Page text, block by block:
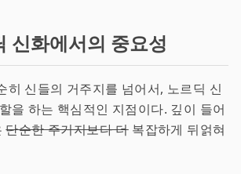
신화에서의 중요성
히 신들의 거주지를 넘어서, 노르딕 신
을 하는 핵심적인 지점이다. 깊이 들어
단순한 주거지보다 더복잡하게 뒤얽혀